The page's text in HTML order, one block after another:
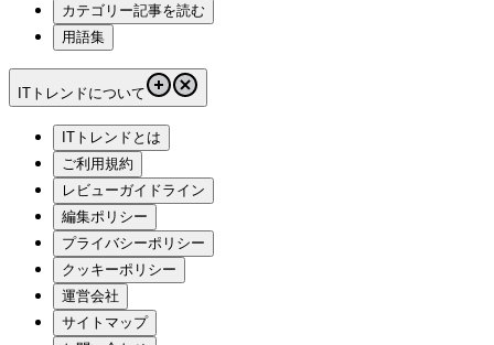
カテゴリー記事を読む
用語集
ITトレンドについて
ITトレンドとは
ご利用規約
レビューガイドライン
編集ポリシー
プライバシーポリシー
クッキーポリシー
運営会社
サイトマップ